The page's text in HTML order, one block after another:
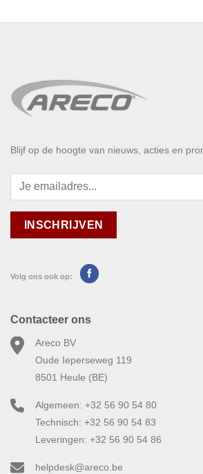
Blijf op de hoogte van nieuws, acties en
Volg ons ook op:
Contacteer ons
Areco BV
Oude Ieperseweg 119
8501 Heule (BE)
Algemeen: +32 56 90 54 80
Technisch: +32 56 90 54 83
Leveringen: +32 56 90 54 86
helpdesk@areco.be